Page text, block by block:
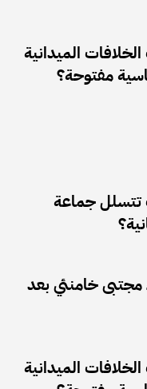
الميدانية
مفتوحة؟
تتسلل جماعة
مجتبى خامنئي بعد
الميدانية